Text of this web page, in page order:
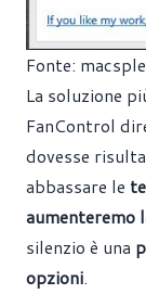
Fonte:
La soluzione
FanControl
dovesse
abbassare le
aumenteremo
silenzio è una
opzioni.